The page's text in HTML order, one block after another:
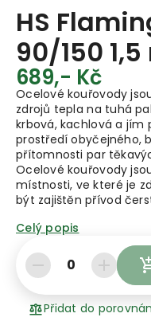
HS
90/150
689,- Kč
Ocelové kouřovody
zdrojů tepla na tuhá
krbová, kachlová a jím
prostředí obyčejného,
přítomnosti par
Ocelové kouřovody
místnosti, ve které je
být zajištěn přívod
Celý popis
0
Přidat do